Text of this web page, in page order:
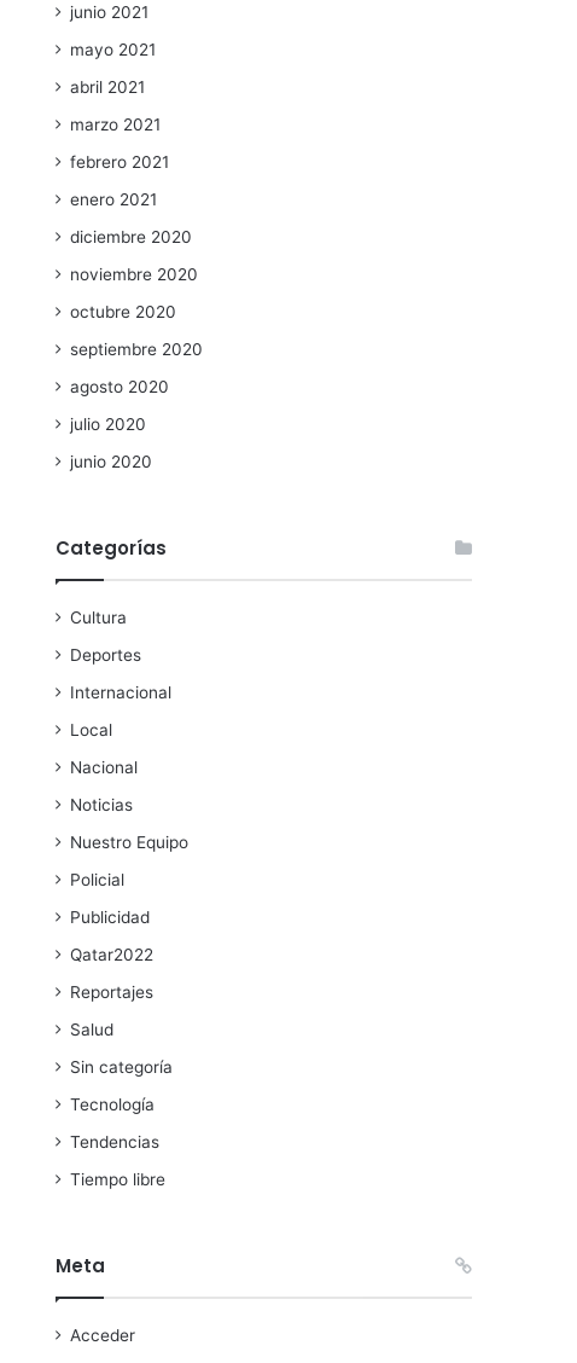
junio 2021
mayo 2021
abril 2021
marzo 2021
febrero 2021
enero 2021
diciembre 2020
noviembre 2020
octubre 2020
septiembre 2020
agosto 2020
julio 2020
junio 2020
Categorías
Cultura
Deportes
Internacional
Local
Nacional
Noticias
Nuestro Equipo
Policial
Publicidad
Qatar2022
Reportajes
Salud
Sin categoría
Tecnología
Tendencias
Tiempo libre
Meta
Acceder